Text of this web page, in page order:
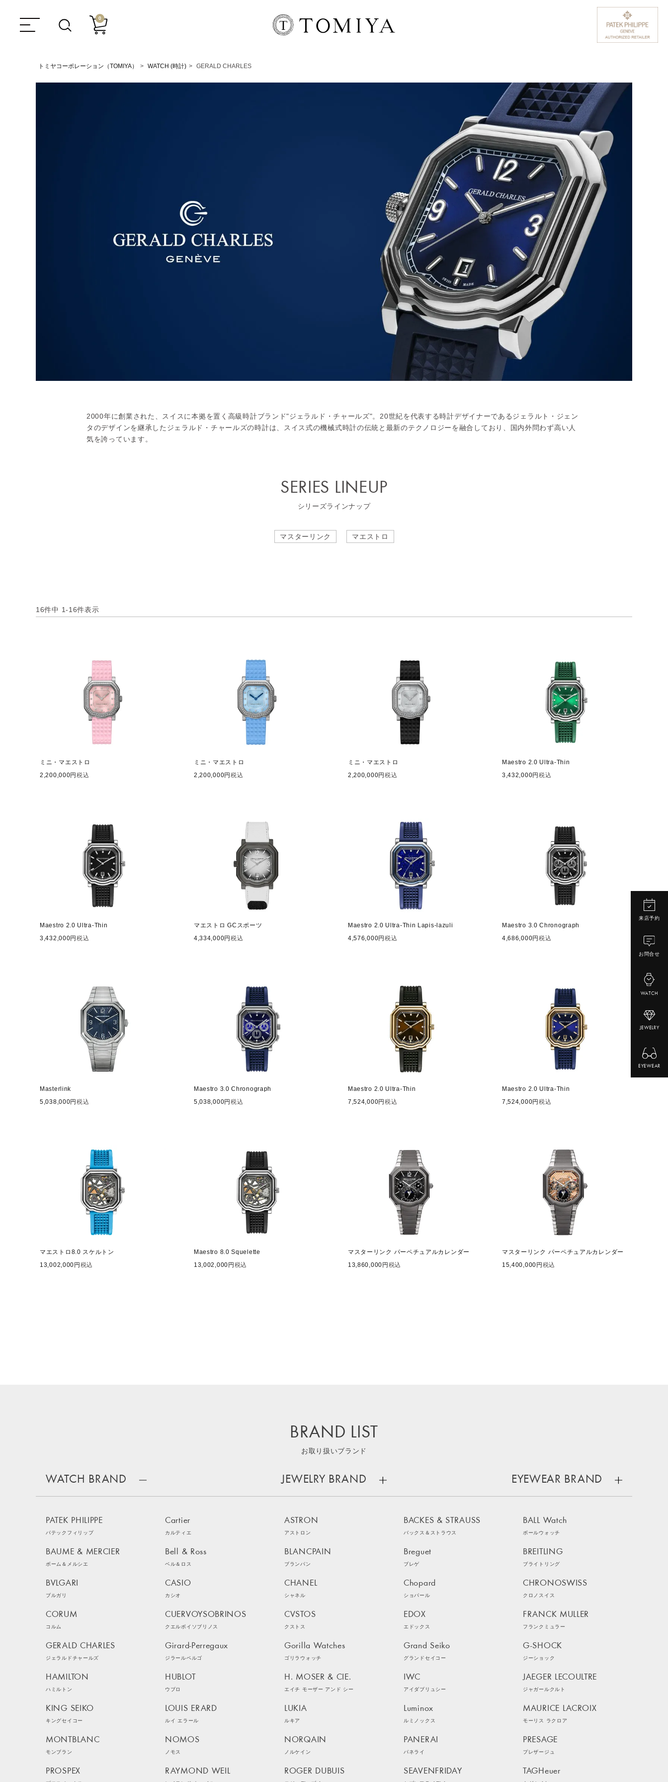
0
来店予約
お問合せ
WATCH
JEWELRY
EYEWEAR
トミヤコーポレーション（TOMIYA） WATCH (時計) GERALD CHARLES
2000年に創業された、スイスに本拠を置く高級時計ブランド"ジェラルド・チャールズ"。20世紀を代表する時計デザイナーであるジェラルト・ジェン
タのデザインを継承したジェラルド・チャールズの時計は、スイス式の機械式時計の伝統と最新のテクノロジーを融合しており、国内外問わず高い人
気を誇っています。
SERIES LINEUP
シリーズラインナップ
マスターリンク マエストロ
16件中 1-16件表示
ミニ・マエストロ
2,200,000
税込
ミニ・マエストロ
2,200,000
税込
ミニ・マエストロ
2,200,000
税込
Maestro 2.0 Ultra-Thin
3,432,000
税込
Maestro 2.0 Ultra-Thin
3,432,000
税込
マエストロ GCスポーツ
4,334,000
税込
Maestro 2.0 Ultra-Thin Lapis-lazuli
4,576,000
税込
Maestro 3.0 Chronograph
4,686,000
税込
Masterlink
5,038,000
税込
Maestro 3.0 Chronograph
5,038,000
税込
Maestro 2.0 Ultra-Thin
7,524,000
税込
Maestro 2.0 Ultra-Thin
7,524,000
税込
マエストロ8.0 スケルトン
13,002,000
税込
Maestro 8.0 Squelette
13,002,000
税込
マスターリンク パーペチュアルカレンダー
13,860,000
税込
マスターリンク パーペチュアルカレンダー
15,400,000
税込
BRAND LIST
お取り扱いブランド
WATCH BRAND
PATEK PHILIPPE
パテックフィリップ
Cartier
カルティエ
ASTRON
アストロン
BACKES & STRAUSS
バックス＆ストラウス
BALL Watch
ボールウォッチ
BAUME & MERCIER
ボーム＆メルシエ
Bell & Ross
ベル＆ロス
BLANCPAIN
ブランパン
Breguet
ブレゲ
BREITLING
ブライトリング
BVLGARI
ブルガリ
CASIO
カシオ
CHANEL
シャネル
Chopard
ショパール
CHRONOSWISS
クロノスイス
CORUM
コルム
CUERVOYSOBRINOS
クエルボイソブリノス
CVSTOS
クストス
EDOX
エドックス
FRANCK MULLER
フランクミュラー
GERALD CHARLES
ジェラルドチャールズ
Girard-Perregaux
ジラールペルゴ
Gorilla Watches
ゴリラウォッチ
Grand Seiko
グランドセイコー
G-SHOCK
ジーショック
HAMILTON
ハミルトン
HUBLOT
ウブロ
H. MOSER & CIE.
エイチ モーザー アンド シー
IWC
アイダブリュシー
JAEGER LECOULTRE
ジャガールクルト
KING SEIKO
キングセイコー
LOUIS ERARD
ルイ エラール
LUKIA
ルキア
Luminox
ルミノックス
MAURICE LACROIX
モーリス ラクロア
MONTBLANC
モンブラン
NOMOS
ノモス
NORQAIN
ノルケイン
PANERAI
パネライ
PRESAGE
プレザージュ
PROSPEX RAYMOND WEIL ROGER DUBUIS SEAVENFRIDAY TAGHeuer
JEWELRY BRAND EYEWEAR BRAND